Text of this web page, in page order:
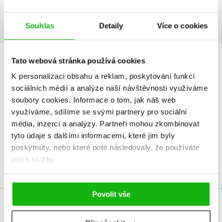
Souhlas Detaily Více o cookies
Tato webová stránka používá cookies
K personalizaci obsahu a reklam, poskytování funkcí
sociálních médií a analýze naší návštěvnosti využíváme
soubory cookies. Informace o tom, jak náš web
využíváme, sdílíme se svými partnery pro sociální
média, inzerci a analýzy. Partneři mohou zkombinovat
tyto údaje s dalšími informacemi, které jim byly
poskytnuty, nebo které poté následovaly, že používáte
jejich služby.
Povolit vše
HODNOCENÍ ČTENÁŘŮ
V současné době nejsou vytvořena žádná uživatelská hodnocení.
Vaše hodnocení
Uživatelskou recenzi mohou vkládat pouze registrovaní uživatelé
Přihlásit
MOHLO BY VÁS TAKÉ ZAJÍMAT